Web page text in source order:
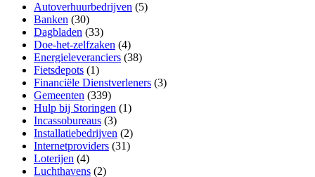
Autoverhuurbedrijven (5)
Banken (30)
Dagbladen (33)
Doe-het-zelfzaken (4)
Energieleveranciers (38)
Fietsdepots (1)
Financiële Dienstverleners (3)
Gemeenten (339)
Hulp bij Storingen (1)
Incassobureaus (3)
Installatiebedrijven (2)
Internetproviders (31)
Loterijen (4)
Luchthavens (2)